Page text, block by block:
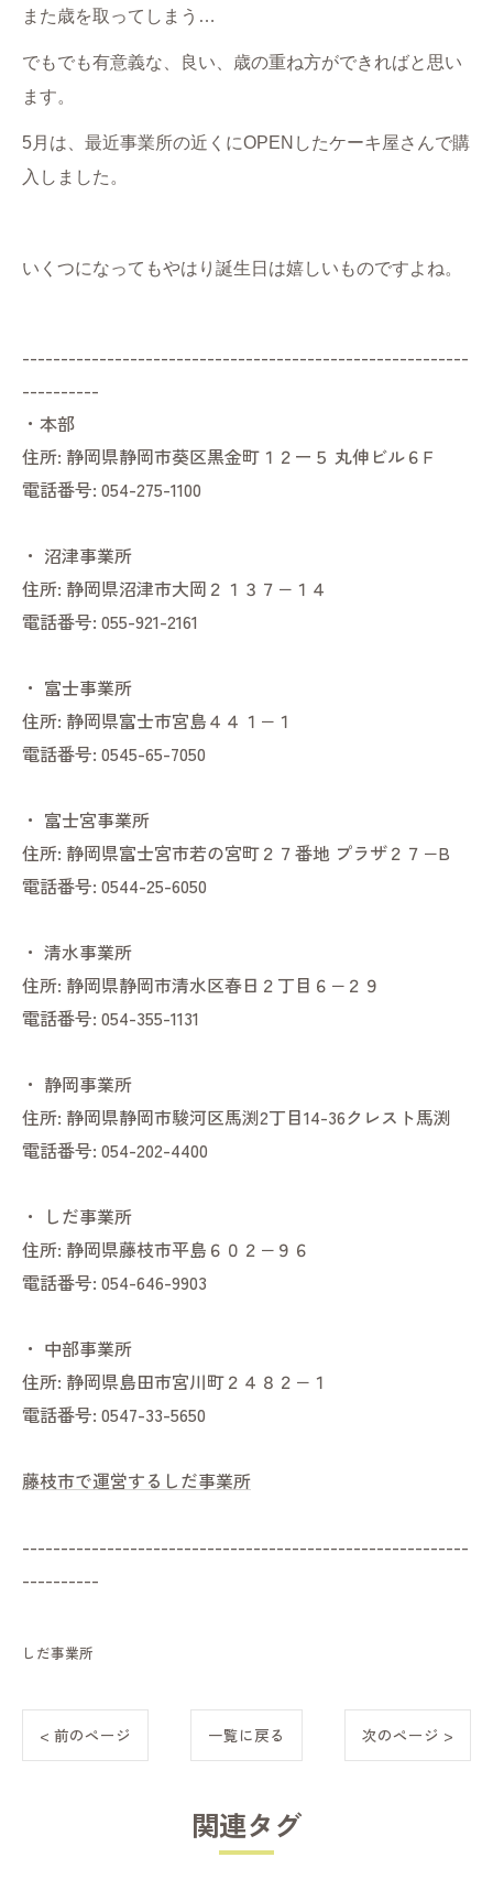
また歳を取ってしまう…
でもでも有意義な、良い、歳の重ね方ができればと思い
ます。
5月は、最近事業所の近くにOPENしたケーキ屋さんで購
入しました。
いくつになってもやはり誕生日は嬉しいものですよね。
----------------------------------------------------------
----------
・本部
住所: 静岡県静岡市葵区黒金町１２ー５ 丸伸ビル６F
電話番号: 054-275-1100
・ 沼津事業所
住所: 静岡県沼津市大岡２１３７−１４
電話番号: 055-921-2161
・ 富士事業所
住所: 静岡県富士市宮島４４１−１
電話番号: 0545-65-7050
・ 富士宮事業所
住所: 静岡県富士宮市若の宮町２７番地 プラザ２７−B
電話番号: 0544-25-6050
・ 清水事業所
住所: 静岡県静岡市清水区春日２丁目６−２９
電話番号: 054-355-1131
・ 静岡事業所
住所: 静岡県静岡市駿河区馬渕2丁目14-36クレスト馬渕
電話番号: 054-202-4400
・
しだ事業所
住所: 静岡県藤枝市平島６０２−９６
電話番号: 054-646-9903
・ 中部事業所
住所: 静岡県島田市宮川町２４８２−１
電話番号: 0547-33-5650
藤枝市で運営するしだ事業所
----------------------------------------------------------
----------
しだ事業所
< 前のページ 一覧に戻る 次のページ >
関連タグ